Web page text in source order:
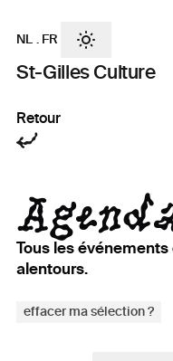
St-Gilles Culture
NL . FR
Retour
Tous les
alentours.
effacer ma sélection ?